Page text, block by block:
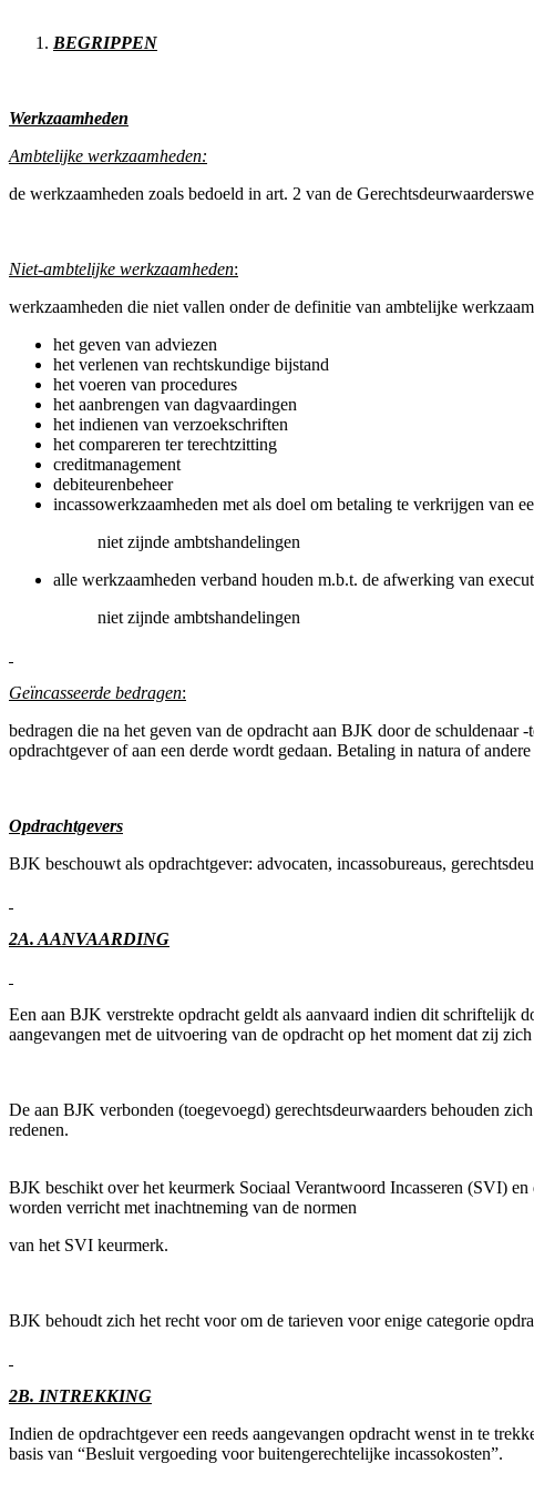
BEGRIPPEN
Werkzaamheden
Ambtelijke werkzaamheden:
de werkzaamheden zoals bedoeld in art. 2 van de
Niet-ambtelijke werkzaamheden:
werkzaamheden die niet vallen onder de definitie van ambtelijke
het geven van adviezen
het verlenen van rechtskundige bijstand
het voeren van procedures
het aanbrengen van dagvaardingen
het indienen van verzoekschriften
het compareren ter terechtzitting
creditmanagement
debiteurenbeheer
incassowerkzaamheden met als doel om betaling te verkrijgen van
niet zijnde ambtshandelingen
alle werkzaamheden verband houden m.b.t. de afwerking van
niet zijnde ambtshandelingen
Geïncasseerde bedragen:
bedragen die na het geven van de opdracht aan BJK door de
opdrachtgever of aan een derde wordt gedaan. Betaling in natura of
Opdrachtgevers
BJK beschouwt als opdrachtgever: advocaten, incassobureaus,
2A. AANVAARDING
Een aan BJK verstrekte opdracht geldt als aanvaard indien dit schriftelijk
aangevangen met de uitvoering van de opdracht op het moment dat zij
De aan BJK verbonden (toegevoegd) gerechtsdeurwaarders behouden
redenen.
BJK beschikt over het keurmerk Sociaal Verantwoord Incasseren (SVI)
worden verricht met inachtneming van de normen
van het SVI keurmerk.
BJK behoudt zich het recht voor om de tarieven voor enige categorie
2B. INTREKKING
Indien de opdrachtgever een reeds aangevangen opdracht wenst in te
basis van “Besluit vergoeding voor buitengerechtelijke incassokosten”.